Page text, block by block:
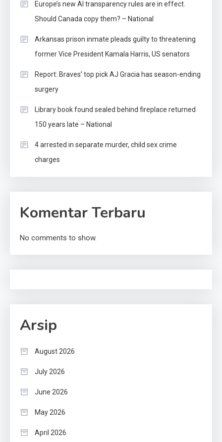
Europe’s new AI transparency rules are in effect.
Should Canada copy them? – National
Arkansas prison inmate pleads guilty to threatening
former Vice President Kamala Harris, US senators
Report: Braves’ top pick AJ Gracia has season-ending
surgery
Library book found sealed behind fireplace returned
150 years late – National
4 arrested in separate murder, child sex crime
charges
Komentar Terbaru
No comments to show.
Arsip
August 2026
July 2026
June 2026
May 2026
April 2026